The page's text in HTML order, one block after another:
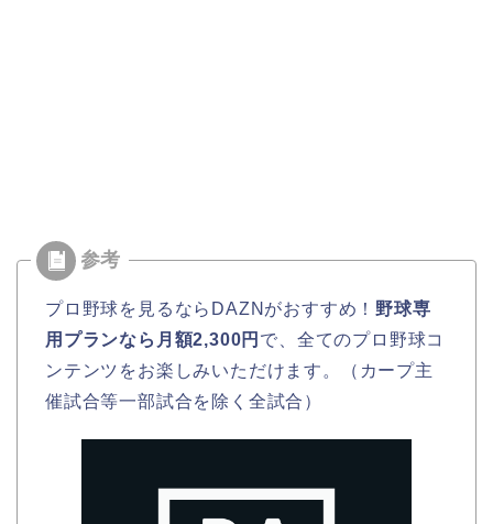
プロ野球を見るならDAZNがおすすめ！ 野球専
用プランなら月額2,300円 で、全てのプロ野球コ
ンテンツをお楽しみいただけます。（カープ主
催試合等一部試合を除く全試合）